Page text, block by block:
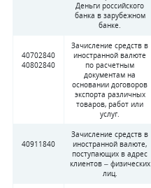
Деньги российского
банка в зарубежном
банке.
40702840
40802840
Зачисление средств в
иностранной валюте
по расчетным
документам на
основании договоров
экспорта различных
товаров, работ или
услуг.
40911840
Зачисление средств в
иностранной валюте,
поступающих в адрес
клиентов – физических
лиц.